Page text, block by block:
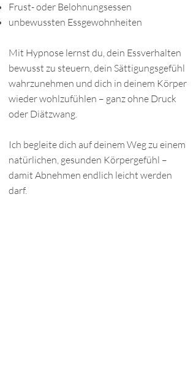
Frust- oder Belohnungsessen
unbewussten Essgewohnheiten
Mit Hypnose lernst du, dein Essverhalten
bewusst zu steuern, dein Sättigungsgefühl
wahrzunehmen und dich in deinem Körper
wieder wohlzufühlen – ganz ohne Druck
oder Diätzwang.
Ich begleite dich auf deinem Weg zu einem
natürlichen, gesunden Körpergefühl –
damit Abnehmen endlich leicht werden
darf.